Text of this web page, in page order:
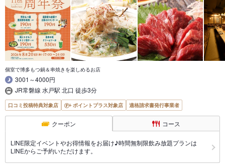
個室で博多もつ鍋＆串焼きを楽しめるお店
3001～4000円
JR常磐線 水戸駅 北口 徒歩3分
口コミ投稿特典対象店 ポイントプラス対象店 適格請求書発行事業者
クーポン コース
LINE限定イベントやお得情報をお届け♪時間無制限飲み放題プランは
LINEからご予約いただけます。